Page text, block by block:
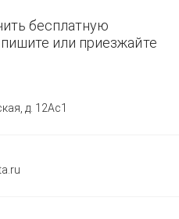
бесплатную
или приезжайте
д. 12Ас1